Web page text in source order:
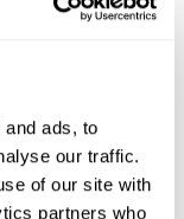
ads, to
our traffic.
of our site with
partners who